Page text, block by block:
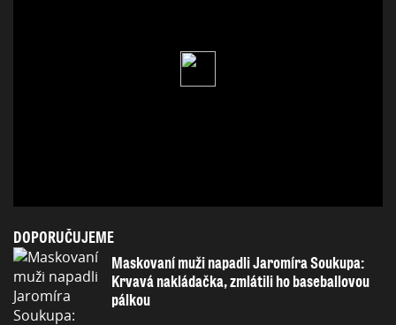
DOPORUČUJEME
Maskovaní muži napadli Jaromíra Soukupa:
Krvavá nakládačka, zmlátili ho baseballovou
pálkou